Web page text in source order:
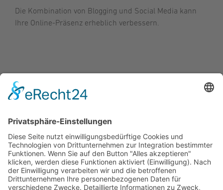
Die Kombination von Blogging und Social Media kann
Ihre Online-Präsenz erheblich verbessern.
Film
Kreatives Schreiben